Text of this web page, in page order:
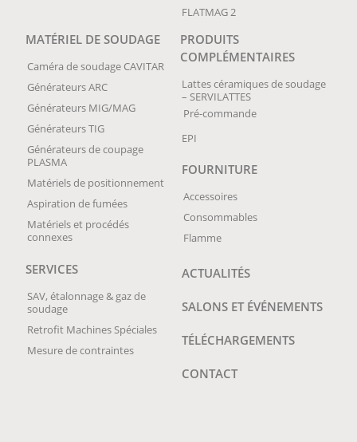
FLATMAG 2
MATÉRIEL DE SOUDAGE
Caméra de soudage CAVITAR
Générateurs ARC
Générateurs MIG/MAG
Générateurs TIG
Générateurs de coupage
PLASMA
Matériels de positionnement
Aspiration de fumées
Matériels et procédés
connexes
PRODUITS
COMPLÉMENTAIRES
Lattes céramiques de soudage
– SERVILATTES
Pré-commande
EPI
FOURNITURE
Accessoires
Consommables
Flamme
SERVICES
SAV, étalonnage & gaz de
soudage
Retrofit Machines Spéciales
Mesure de contraintes
ACTUALITÉS
SALONS ET ÉVÉNEMENTS
TÉLÉCHARGEMENTS
CONTACT